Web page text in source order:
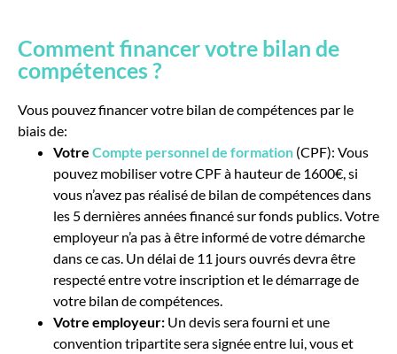
Comment financer votre bilan de
compétences ?
Vous pouvez financer votre bilan de compétences par le
biais de:
Votre Compte personnel de formation (CPF): Vous
pouvez mobiliser votre CPF à hauteur de 1600€, si
vous n’avez pas réalisé de bilan de compétences dans
les 5 dernières années financé sur fonds publics. Votre
employeur n’a pas à être informé de votre démarche
dans ce cas. Un délai de 11 jours ouvrés devra être
respecté entre votre inscription et le démarrage de
votre bilan de compétences.
Votre employeur: Un devis sera fourni et une
convention tripartite sera signée entre lui, vous et